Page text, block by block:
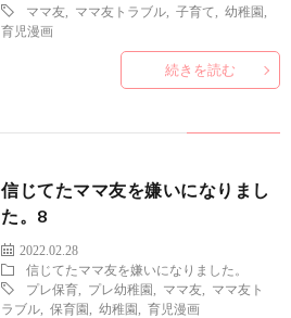
ママ友
ママ友トラブル ,子育て ,幼稚園
育児漫画
続きを読む
信じてたママ友を嫌いになりまし
た。8
2022.02.28
信じてたママ友を嫌いになりました。
プレ保育
プレ幼稚園 ママ友
ママ友ト
ラブル ,保育園 ,幼稚園 ,育児漫画